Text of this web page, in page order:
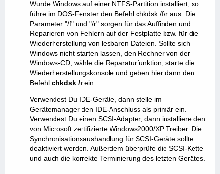
Wurde Windows auf einer NTFS-Partition installiert, so
führe im DOS-Fenster den Befehl chkdsk /f/r aus. Die
Parameter "/f" und "/r" sorgen für das Auffinden und
Reparieren von Fehlern auf der Festplatte bzw. für die
Wiederherstellung von lesbaren Dateien. Sollte sich
Windows nicht starten lassen, den Rechner von der
Windows-CD, wähle die Reparaturfunktion, starte die
Wiederherstellungskonsole und geben hier dann den
Befehl chkdsk /rein.
Verwendest Du IDE-Geräte, dann stelle im
Gerätemanager den IDE-Anschluss als primär ein.
Verwendest Du einen SCSI-Adapter, dann installiere den
von Microsoft zertifizierte Windows2000/XP Treiber. Die
Synchronisationsaushandlung für SCSI-Geräte sollte
deaktiviert werden. Außerdem überprüfe die SCSI-Kette
und auch die korrekte Terminierung des letzten Gerätes.